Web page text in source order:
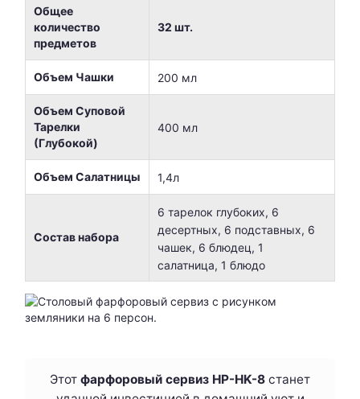
Общее
количество
предметов
32 шт.
Объем Чашки 200 мл
Объем Суповой
Тарелки
(Глубокой)
400 мл
Объем Салатницы 1,4л
Состав набора
6 тарелок глубоких, 6
десертных, 6 подставных, 6
чашек, 6 блюдец, 1
салатница, 1 блюдо
Этот фарфоровый сервиз HP-HK-8 станет